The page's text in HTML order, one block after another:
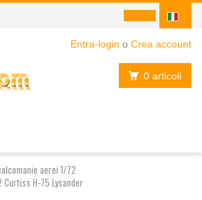
Entra-login o Crea account
0 articoli
aerei 1/72
Curtiss H-75 Lysander